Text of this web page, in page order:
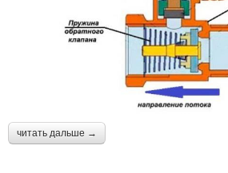
читать дальше →